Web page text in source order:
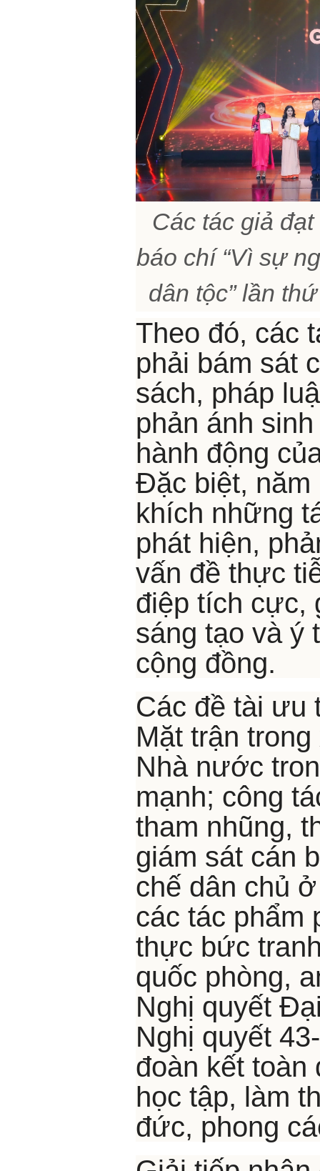
Các tác giả
báo chí “Vì sự
dân tộc” lần
Theo đó, các
phải bám sát
sách, pháp
phản ánh
hành động
Đặc biệt, năm
khích những
phát hiện,
vấn đề thực
điệp tích cực,
sáng tạo và ý
cộng đồng.
Các đề tài ưu
Mặt trận
Nhà nước
mạnh; công
tham nhũng,
giám sát cán
chế dân chủ
các tác phẩm
thực bức
quốc phòng,
Nghị quyết
Nghị quyết
đoàn kết toàn
học tập, làm
đức, phong